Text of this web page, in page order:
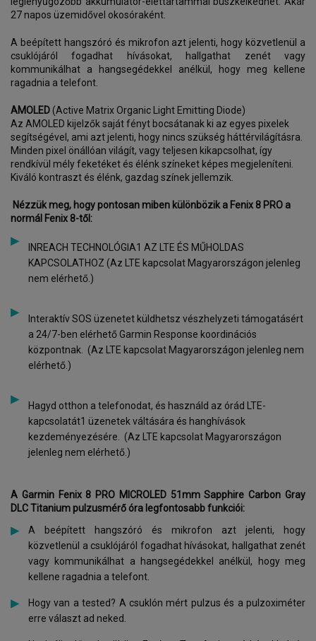
27 napos üzemidővel okosóraként.
A beépített hangszóró és mikrofon azt jelenti, hogy közvetlenül a
csuklójáról fogadhat hívásokat, hallgathat zenét vagy
kommunikálhat a hangsegédekkel anélkül, hogy meg kellene
ragadnia a telefont.
AMOLED(Active Matrix Organic Light Emitting Diode)
Az AMOLED kijelzők saját fényt bocsátanak ki az egyes pixelek
segítségével, ami azt jelenti, hogy nincs szükség háttérvilágításra.
Minden pixel önállóan világít, vagy teljesen kikapcsolhat, így
rendkívül mély feketéket és élénk színeket képes megjeleníteni.
Kiváló kontraszt és élénk, gazdag színek jellemzik.
Nézzük meg, hogy pontosan miben különbözik a Fenix 8 PRO a
normál Fenix 8-től:
INREACH TECHNOLÓGIA1 AZ LTE ÉS MŰHOLDAS
KAPCSOLATHOZ (Az LTE kapcsolat Magyarországon jelenleg
nem elérhető.)
Interaktív SOS üzenetet küldhetsz vészhelyzeti támogatásért
a 24/7-ben elérhető Garmin Response koordinációs
központnak. (Az LTE kapcsolat Magyarországon jelenleg nem
elérhető.)
Hagyd otthon a telefonodat, és használd az órád LTE-
kapcsolatát1 üzenetek váltására és hanghívások
kezdeményezésére. (Az LTE kapcsolat Magyarországon
jelenleg nem elérhető.)
A Garmin Fenix 8 PRO MICROLED 51mmSapphire Carbon Gray
DLC Titaniumpulzusmérő óra legfontosabb funkciói:
A beépített hangszóró és mikrofon azt jelenti, hogy
közvetlenül a csuklójáról fogadhat hívásokat, hallgathat zenét
vagy kommunikálhat a hangsegédekkel anélkül, hogy meg
kellene ragadnia a telefont.
Hogy van a tested? A csuklón mért pulzus és a pulzoximéter
erre választ ad neked.